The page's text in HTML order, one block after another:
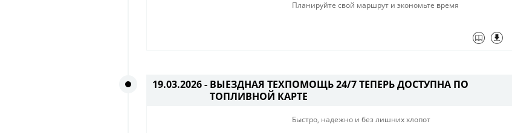
Планируйте свой маршрут и экономьте время
19.03.2026 - ВЫЕЗДНАЯ ТЕХПОМОЩЬ 24/7 ТЕПЕРЬ ДОСТУПНА ПО
ТОПЛИВНОЙ КАРТЕ
Быстро, надежно и без лишних хлопот​